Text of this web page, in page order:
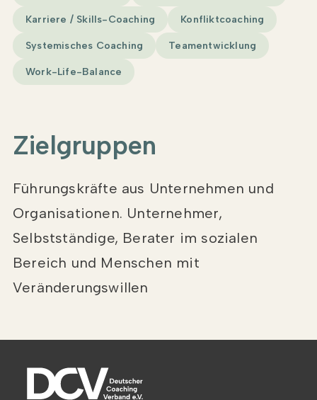
Karriere / Skills-Coaching Konfliktcoaching
Systemisches Coaching Teamentwicklung
Work-Life-Balance
Zielgruppen
Führungskräfte aus Unternehmen und
Organisationen. Unternehmer,
Selbstständige, Berater im sozialen
Bereich und Menschen mit
Veränderungswillen